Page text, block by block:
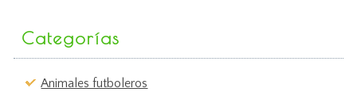
Categorías
Animales futboleros